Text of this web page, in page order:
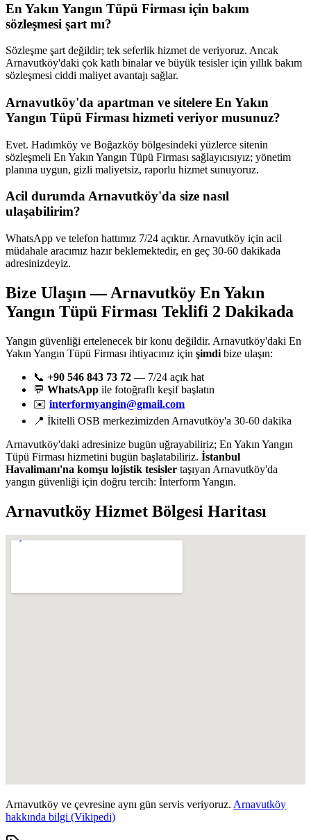
En Yakın Yangın Tüpü Firması için bakım
sözleşmesi şart mı?
Sözleşme şart değildir; tek seferlik hizmet de veriyoruz. Ancak
Arnavutköy'daki çok katlı binalar ve büyük tesisler için yıllık bakım
sözleşmesi ciddi maliyet avantajı sağlar.
Arnavutköy'da apartman ve sitelere En Yakın
Yangın Tüpü Firması hizmeti veriyor musunuz?
Evet. Hadımköy ve Boğazköy bölgesindeki yüzlerce sitenin
sözleşmeli En Yakın Yangın Tüpü Firması sağlayıcısıyız; yönetim
planına uygun, gizli maliyetsiz, raporlu hizmet sunuyoruz.
Acil durumda Arnavutköy'da size nasıl
ulaşabilirim?
WhatsApp ve telefon hattımız 7/24 açıktır. Arnavutköy için acil
müdahale aracımız hazır beklemektedir, en geç 30-60 dakikada
adresinizdeyiz.
Bize Ulaşın — Arnavutköy En Yakın
Yangın Tüpü Firması Teklifi 2 Dakikada
Yangın güvenliği ertelenecek bir konu değildir. Arnavutköy'daki En
Yakın Yangın Tüpü Firması ihtiyacınız için şimdi bize ulaşın:
📞 +90 546 843 73 72 — 7/24 açık hat
💬 WhatsApp ile fotoğraflı keşif başlatın
✉️ interformyangin@gmail.com
📍 İkitelli OSB merkezimizden Arnavutköy'a 30-60 dakika
Arnavutköy'daki adresinize bugün uğrayabiliriz; En Yakın Yangın
Tüpü Firması hizmetini bugün başlatabiliriz. İstanbul
Havalimanı'na komşu lojistik tesisler taşıyan Arnavutköy'da
yangın güvenliği için doğru tercih: İnterform Yangın.
Arnavutköy Hizmet Bölgesi Haritası
Arnavutköy ve çevresine aynı gün servis veriyoruz. Arnavutköy
hakkında bilgi (Vikipedi)